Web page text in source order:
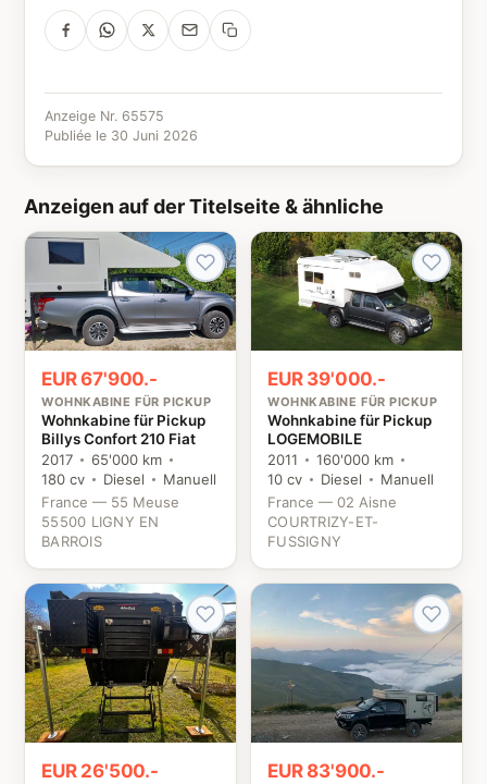
Anzeige Nr. 65575
Publiée le 30 Juni 2026
Anzeigen auf der Titelseite & ähnliche
EUR 67'900.-
WOHNKABINE FÜR PICKUP
Wohnkabine für Pickup
Billys Confort 210 Fiat
2017
65'000 km
180 cv
Diesel
Manuell
France — 55 Meuse
55500 LIGNY EN
BARROIS
EUR 39'000.-
WOHNKABINE FÜR PICKUP
Wohnkabine für Pickup
LOGEMOBILE
2011
160'000 km
10 cv
Diesel
Manuell
France — 02 Aisne
COURTRIZY-ET-
FUSSIGNY
EUR 26'500.- EUR 83'900.-